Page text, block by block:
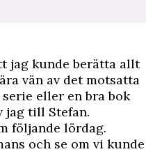
jag kunde berätta allt
vän av det motsatta
eller en bra bok
jag till Stefan.
följande lördag.
och se om vi kunde